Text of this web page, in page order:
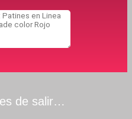
de salir…